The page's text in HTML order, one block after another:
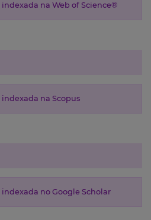
na Web of Science®
na Scopus
no Google Scholar